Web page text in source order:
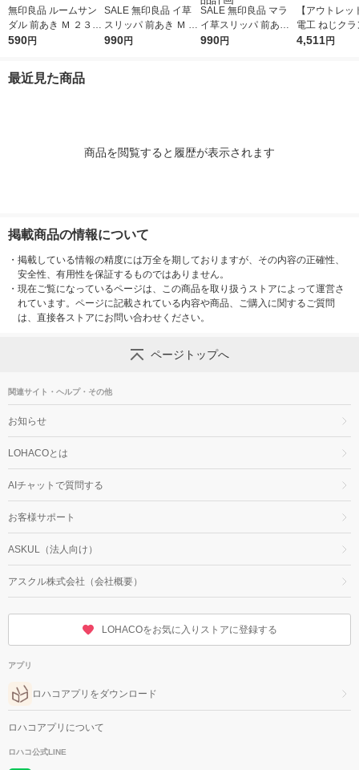
無印良品 ルームサン
ダル 前あき Ｍ ２３．
５〜２５ｃｍ用 生成×
590円
SALE 無印良品 イ草
スリッパ 前あき Ｍ ２
３．５〜２５ｃｍ用
990円
SALE 無印良品 マラ
イ草スリッパ 前あき
Ｍ ２３．５〜２５ｃ
990円
【アウトレッ
電工 ねじク
-43-JAN-BP 1
4,511円
最近見た商品
商品を閲覧すると履歴が表示されます
掲載商品の情報について
・ 掲載している情報の精度には万全を期しておりますが、その内容の正確性、
安全性、有用性を保証するものではありません。
・ 現在ご覧になっているページは、この商品を取り扱うストアによって運営さ
れています。ページに記載されている内容や商品、ご購入に関するご質問
は、直接各ストアにお問い合わせください。
ページトップへ
関連サイト・ヘルプ・その他
お知らせ
LOHACOとは
AIチャットで質問する
お客様サポート
ASKUL（法人向け）
アスクル株式会社（会社概要）
LOHACOをお気に入りストアに登録する
アプリ
ロハコアプリをダウンロード
ロハコアプリについて
ロハコ公式LINE